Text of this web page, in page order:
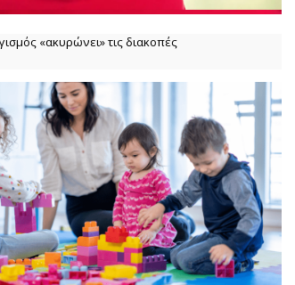
«ακυρώνει» τις διακοπές